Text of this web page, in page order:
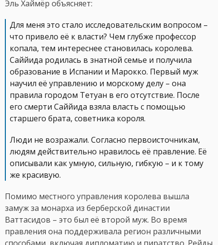
Эль Хаймёр объясняет:
Для меня это стало исследовательским вопросом –
что привело её к власти? Чем глубже профессор
копала, тем интереснее становилась королева.
Саййида родилась в знатной семье и получила
образование в Испании и Марокко. Первый муж
научил её управлению и морскому делу – она
правила городом Тетуан в его отсутствие. После
его смерти Саййида взяла власть с помощью
старшего брата, советника короля.
Люди не возражали. Согласно первоисточникам,
людям действительно нравилось её правление. Её
описывали как умную, сильную, гибкую – и к тому
же красивую.
Помимо местного управления королева вышла
замуж за монарха из берберской династии
Ваттасидов – это был её второй муж. Во время
правления она поддерживала регион различными